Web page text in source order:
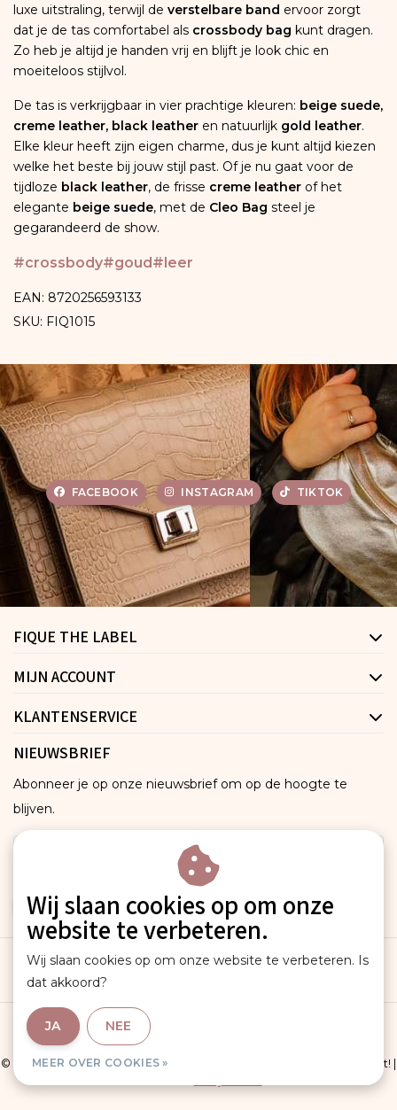
luxe uitstraling, terwijl de verstelbare band ervoor zorgt
dat je de tas comfortabel als crossbody bag kunt dragen.
Zo heb je altijd je handen vrij en blijft je look chic en
moeiteloos stijlvol.
De tas is verkrijgbaar in vier prachtige kleuren: beige suede,
creme leather, black leather en natuurlijk gold leather.
Elke kleur heeft zijn eigen charme, dus je kunt altijd kiezen
welke het beste bij jouw stijl past. Of je nu gaat voor de
tijdloze black leather, de frisse creme leather of het
elegante beige suede, met de Cleo Bag steel je
gegarandeerd de show.
#crossbody#goud#leer
EAN: 8720256593133
SKU: FIQ1015
FACEBOOK INSTAGRAM TIKTOK
FIQUE THE LABEL
MIJN ACCOUNT
KLANTENSERVICE
NIEUWSBRIEF
Abonneer je op onze nieuwsbrief om op de hoogte te
blijven.
ABONNEER
Algemene voorwaarden
© Copyright 2026 - Fique the label | The bag always makes the outfit! |
Wij slaan cookies op om onze
website te verbeteren.
Wij slaan cookies op om onze website te verbeteren. Is
dat akkoord?
JA NEE
MEER OVER COOKIES »